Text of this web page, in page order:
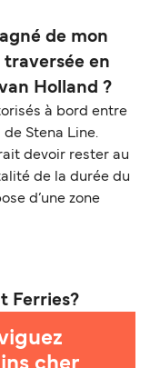
de mon
en
Holland ?
à bord entre
Stena Line.
devoir rester au
de la durée du
d’une zone
Ferries?